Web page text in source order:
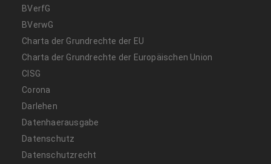
BVerfG
BVerwG
Charta der Grundrechte der EU
Charta der Grundrechte der Europäischen Union
CISG
Corona
Darlehen
Datenhaerausgabe
Datenschutz
Datenschutzrecht